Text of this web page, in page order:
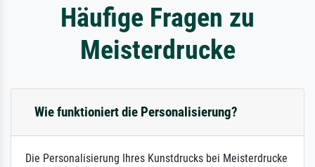
Häufige Fragen zu
Meisterdrucke
Wie funktioniert die Personalisierung?
Die Personalisierung Ihres Kunstdrucks bei Meisterdrucke